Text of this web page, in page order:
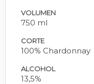
VOLUMEN
750 ml
CORTE
100% Chardonnay
ALCOHOL
13,5%